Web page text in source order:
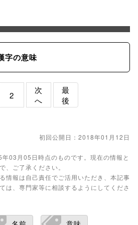
字の意味
2
次
へ
最
後
初回公開日：2018年01月12日
03月05日時点のものです。現在の情報と
、ご了承ください。
情報は自己責任でご活用いただき、本記事
は、専門家等に相談するようにしてくださ